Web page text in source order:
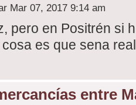
Mar 07, 2017 9:14 am
pero en Positrén si
es que sena
entre